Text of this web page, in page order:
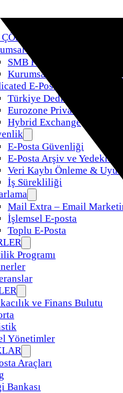
E-posta
SMB Kurumsal E-Posta
Kurumsal Ekonomik E-Posta
E-Posta Sunucusu
Türkiye Dedike E-Posta
Eurozone Private Cloud E-
Hybrid Exchange
E-Posta Güvenliği
E-Posta Arşiv ve Yedekleme
Veri Kaybı Önleme &
İş Sürekliliği
Mail Extra – Email
İşlemsel E-posta
Toplu E-Posta
Programı
ve Finans Bulutu
Yönetimler
Araçları
Bankası